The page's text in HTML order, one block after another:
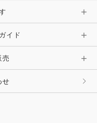
ップ
イド
売
せ